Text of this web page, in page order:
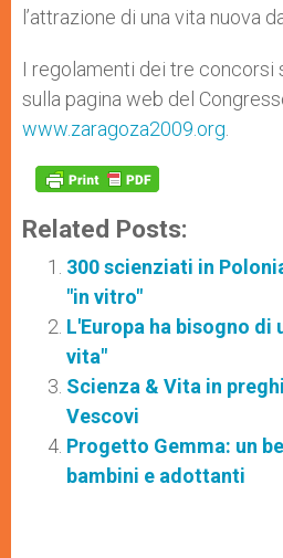
l’attrazione di una vita nuova
I regolamenti dei tre concorsi
sulla pagina web del
www.zaragoza2009.org
Related Posts:
300 scienziati in
"in vitro"
L'Europa ha bisogno di
vita"
Scienza & Vita in
Vescovi
Progetto Gemma: un
bambini e adottanti